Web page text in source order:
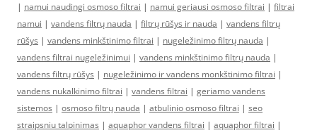
| namui naudingi osmoso filtrai | namui geriausi osmoso filtrai | filtrai
namui | vandens filtrų nauda | filtrų rūšys ir nauda | vandens filtrų
rūšys | vandens minkštinimo filtrai | nugeležinimo filtrų nauda |
vandens filtrai nugeležinimui | vandens minkštinimo filtrų nauda |
vandens filtrų rūšys | nugeležinimo ir vandens monkštinimo filtrai |
vandens nukalkinimo filtrai | vandens filtrai | geriamo vandens
sistemos | osmoso filtrų nauda | atbulinio osmoso filtrai | seo
straipsniu talpinimas | aquaphor vandens filtrai | aquaphor filtrai |